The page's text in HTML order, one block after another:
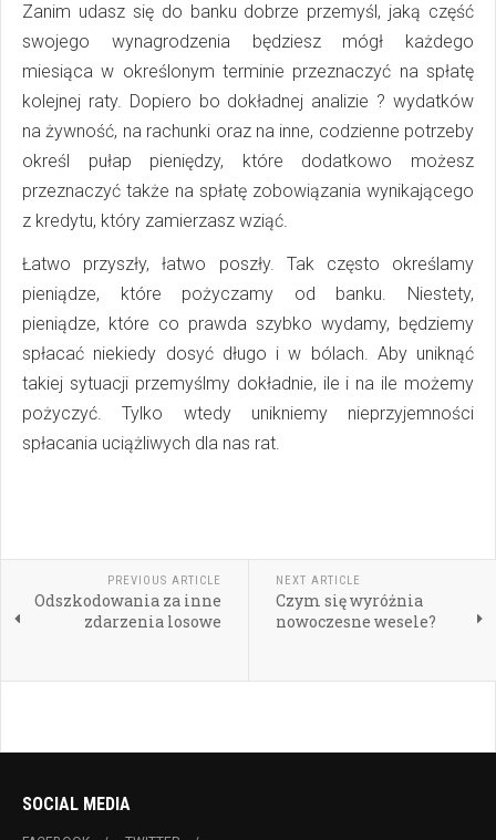
Zanim udasz się do banku dobrze przemyśl, jaką część
swojego wynagrodzenia będziesz mógł każdego
miesiąca w określonym terminie przeznaczyć na spłatę
kolejnej raty. Dopiero bo dokładnej analizie ? wydatków
na żywność, na rachunki oraz na inne, codzienne potrzeby
określ pułap pieniędzy, które dodatkowo możesz
przeznaczyć także na spłatę zobowiązania wynikającego
z kredytu, który zamierzasz wziąć.
Łatwo przyszły, łatwo poszły. Tak często określamy
pieniądze, które pożyczamy od banku. Niestety,
pieniądze, które co prawda szybko wydamy, będziemy
spłacać niekiedy dosyć długo i w bólach. Aby uniknąć
takiej sytuacji przemyślmy dokładnie, ile i na ile możemy
pożyczyć. Tylko wtedy unikniemy nieprzyjemności
spłacania uciążliwych dla nas rat.
PREVIOUS ARTICLE
Odszkodowania za inne
zdarzenia losowe
NEXT ARTICLE
Czym się wyróżnia
nowoczesne wesele?
SOCIAL MEDIA